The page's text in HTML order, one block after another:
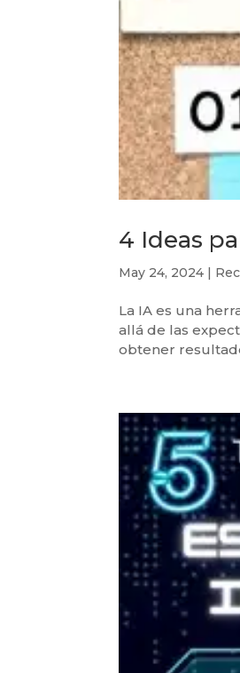
4 Ideas
May 24, 2024 |
La IA es una
allá de las
obtener